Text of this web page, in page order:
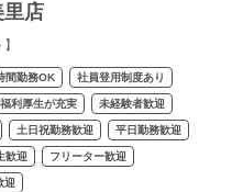
店
間勤務OK 社員登用制度あり
福利厚生が充実 未経験者歓迎
土日祝勤務歓迎 平日勤務歓迎
歓迎 フリーター歓迎
迎